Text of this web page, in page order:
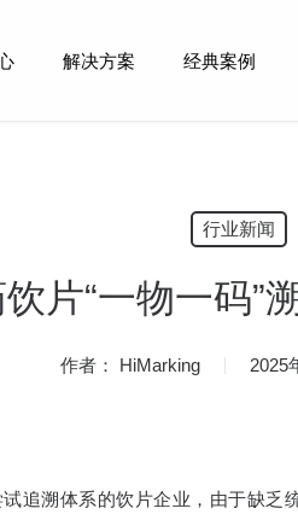
解决方案 经典案例
行业新闻
片“一物一码”
作者： HiMarking 2025
追溯体系的饮片企业，由于缺